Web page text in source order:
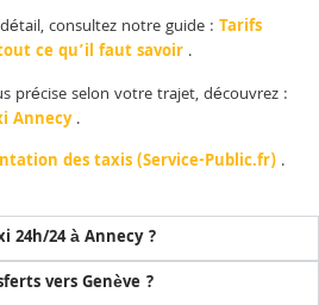
consultez notre guide : Tarifs
ce qu’il faut savoir .
précise selon votre trajet, découvrez :
Annecy .
des taxis (Service-Public.fr) .
24h/24 à Annecy ?
vers Genève ?